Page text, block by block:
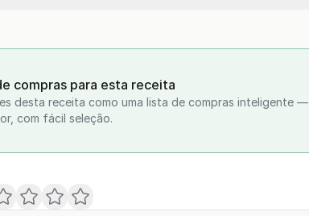
compras para esta receita
desta receita como uma lista de compras inteligente —
com fácil seleção.